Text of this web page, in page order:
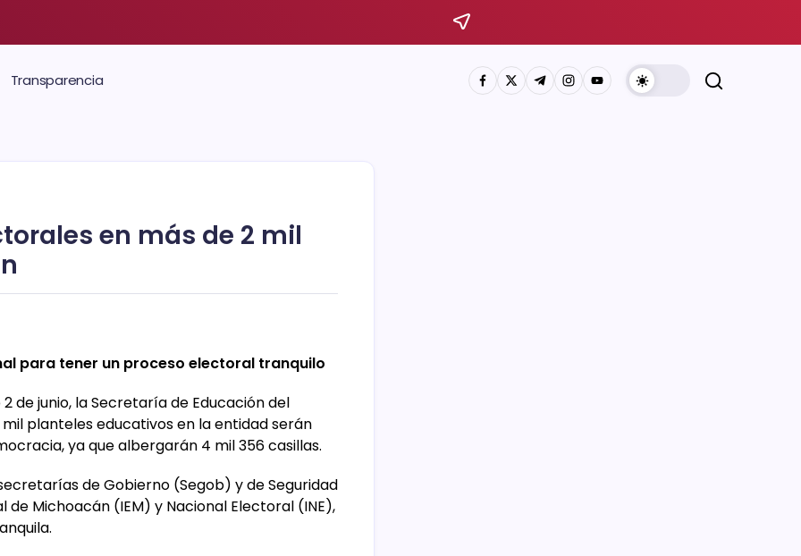
Transparencia
en más de 2 mil
para tener un proceso electoral tranquilo
de junio, la Secretaría de Educación del
planteles educativos en la entidad serán
ya que albergarán 4 mil 356 casillas.
de Gobierno (Segob) y de Seguridad
de Michoacán (IEM) y Nacional Electoral (INE),